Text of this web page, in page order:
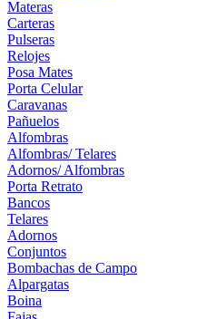
Materas
Carteras
Pulseras
Relojes
Posa Mates
Porta Celular
Caravanas
Pañuelos
Alfombras
Alfombras/ Telares
Adornos/ Alfombras
Porta Retrato
Bancos
Telares
Adornos
Conjuntos
Bombachas de Campo
Alpargatas
Boina